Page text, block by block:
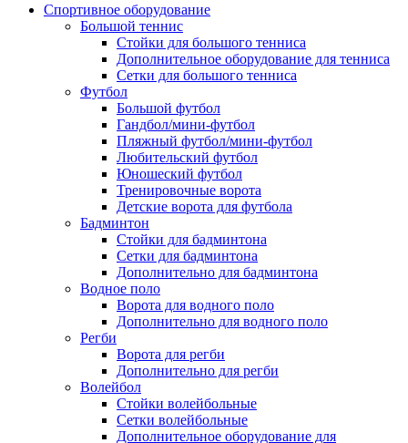
Спортивное оборудование
Большой теннис
Стойки для большого тенниса
Дополнительное оборудование для тенниса
Сетки для большого тенниса
Футбол
Большой футбол
Гандбол/мини-футбол
Пляжный футбол/мини-футбол
Любительский футбол
Юношеский футбол
Тренировочные ворота
Детские ворота для футбола
Бадминтон
Стойки для бадминтона
Сетки для бадминтона
Дополнительно для бадминтона
Водное поло
Ворота для водного поло
Дополнительно для водного поло
Регби
Ворота для регби
Дополнительно для регби
Волейбол
Стойки волейбольные
Сетки волейбольные
Дополнительное оборудование для